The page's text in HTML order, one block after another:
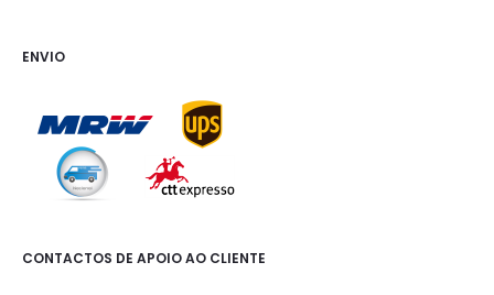
ENVIO
CONTACTOS DE APOIO AO CLIENTE